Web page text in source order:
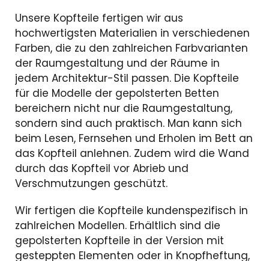
Unsere Kopfteile fertigen wir aus
hochwertigsten Materialien in verschiedenen
Farben, die zu den zahlreichen Farbvarianten
der Raumgestaltung und der Räume in
jedem Architektur-Stil passen. Die Kopfteile
für die Modelle der gepolsterten Betten
bereichern nicht nur die Raumgestaltung,
sondern sind auch praktisch. Man kann sich
beim Lesen, Fernsehen und Erholen im Bett an
das Kopfteil anlehnen. Zudem wird die Wand
durch das Kopfteil vor Abrieb und
Verschmutzungen geschützt.
Wir fertigen die Kopfteile kundenspezifisch in
zahlreichen Modellen. Erhältlich sind die
gepolsterten Kopfteile in der Version mit
gesteppten Elementen oder in Knopfheftung,